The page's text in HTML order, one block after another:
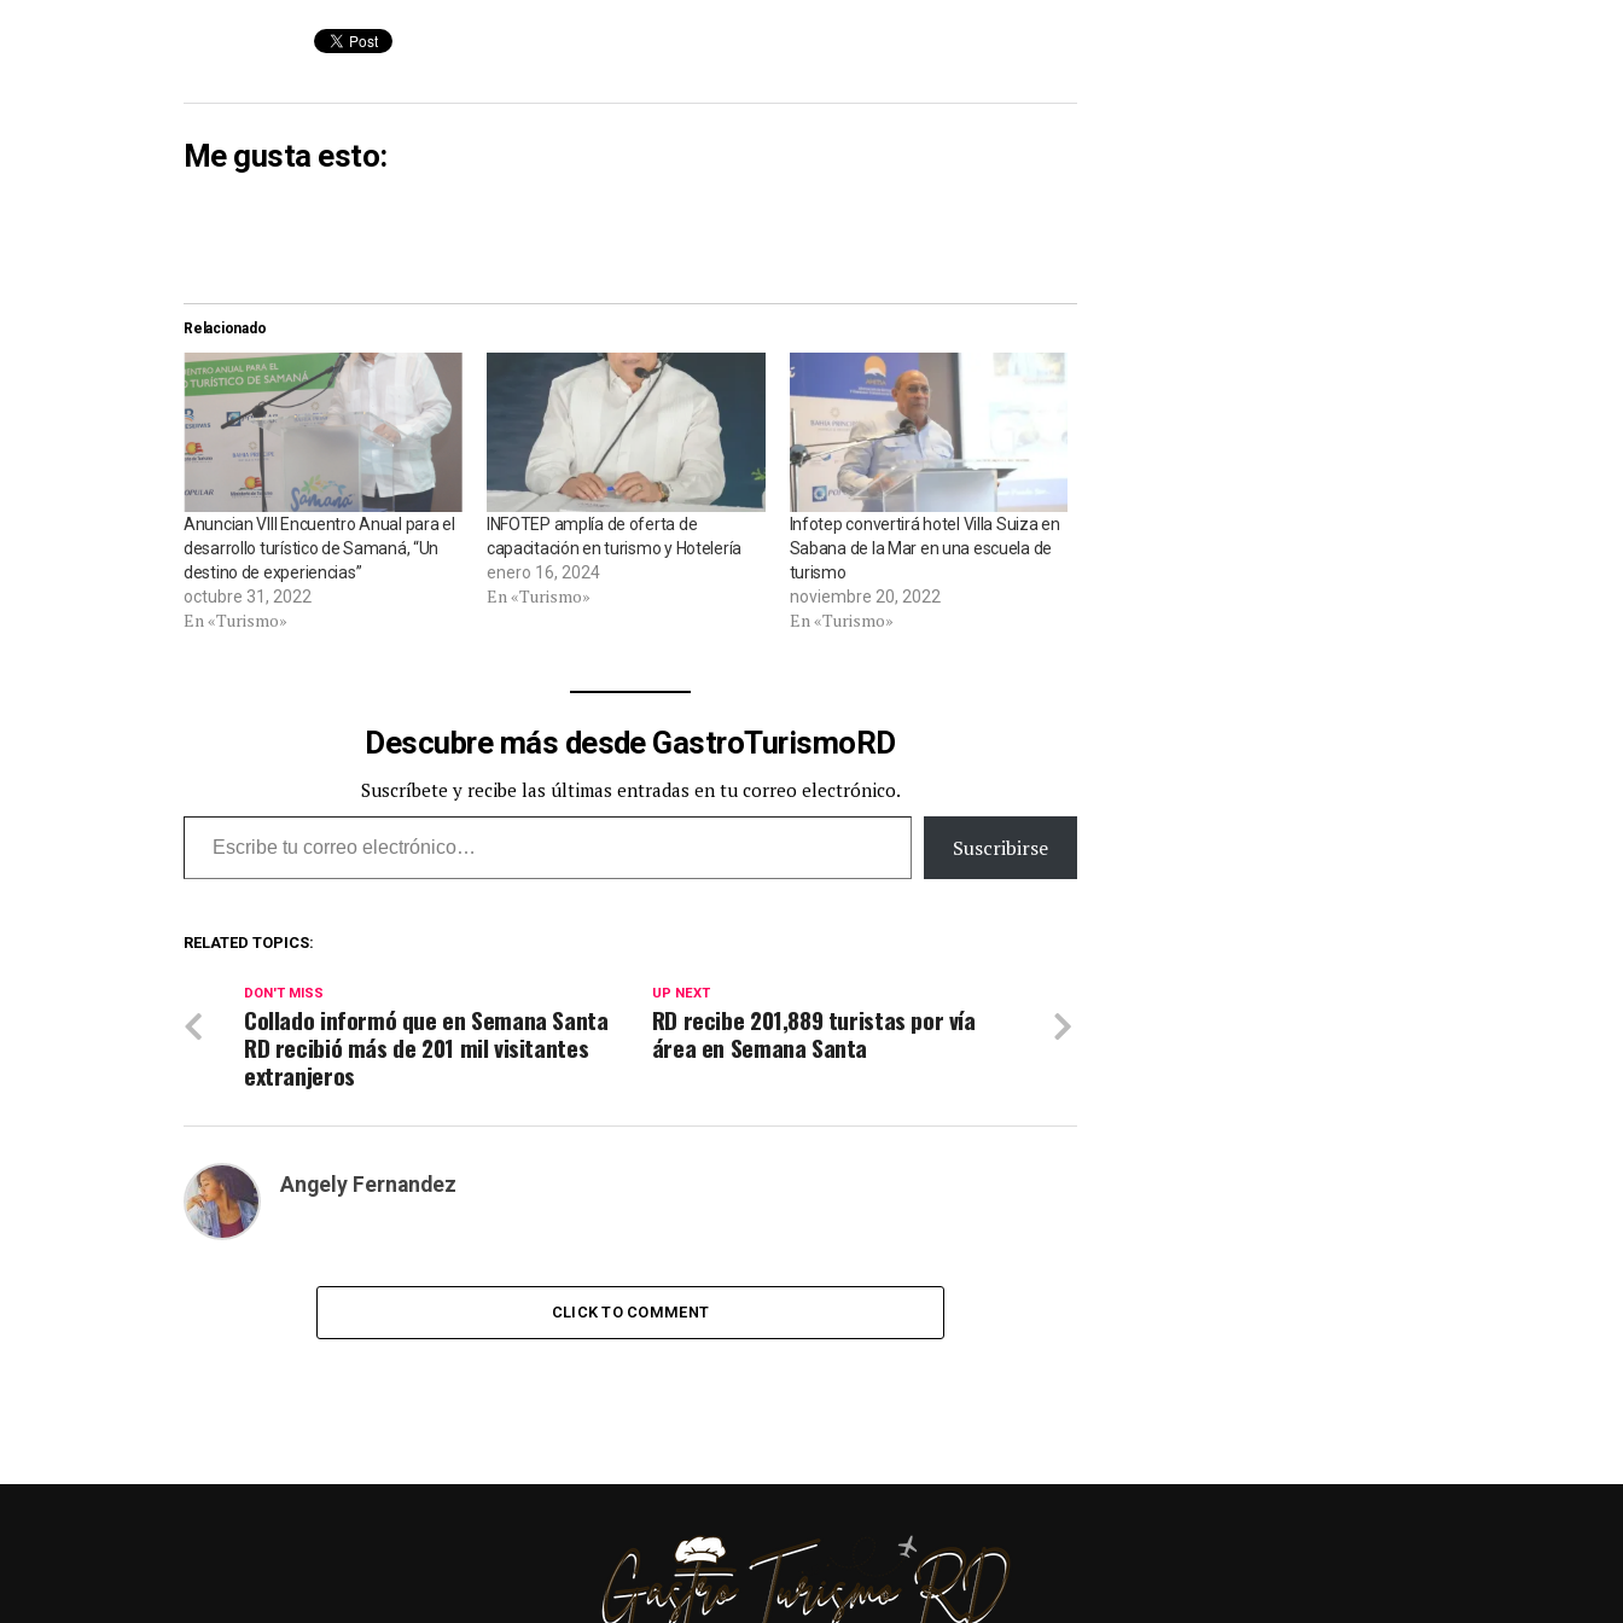
Me gusta esto:
Relacionado
Anuncian VIII Encuentro Anual para el
desarrollo turístico de Samaná, “Un
destino de experiencias”
octubre 31, 2022
En «Turismo»
INFOTEP amplía de oferta de
capacitación en turismo y Hotelería
enero 16, 2024
En «Turismo»
Infotep convertirá hotel Villa Suiza en
Sabana de la Mar en una escuela de
turismo
noviembre 20, 2022
En «Turismo»
Descubre más desde GastroTurismoRD
Suscríbete y recibe las últimas entradas en tu correo electrónico.
Escribe tu correo electrónico…
Suscribirse
RELATED TOPICS:
UP NEXT
RD recibe 201,889 turistas por vía
área en Semana Santa
DON'T MISS
Collado informó que en Semana Santa
RD recibió más de 201 mil visitantes
extranjeros
Angely Fernandez
CLICK TO COMMENT